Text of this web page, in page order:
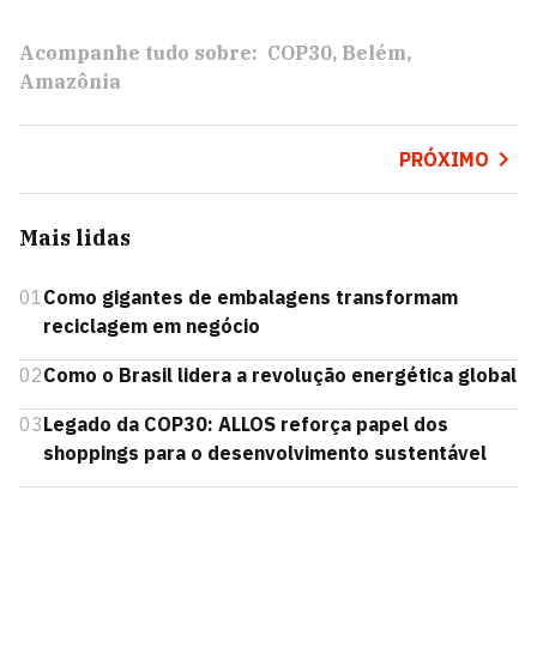
Acompanhe tudo sobre: COP30 Belém
Amazônia
PRÓXIMO
Mais lidas
01Como gigantes de embalagens transformam
reciclagem em negócio
02Como o Brasil lidera a revolução energética global
03Legado da COP30: ALLOS reforça papel dos
shoppings para o desenvolvimento sustentável